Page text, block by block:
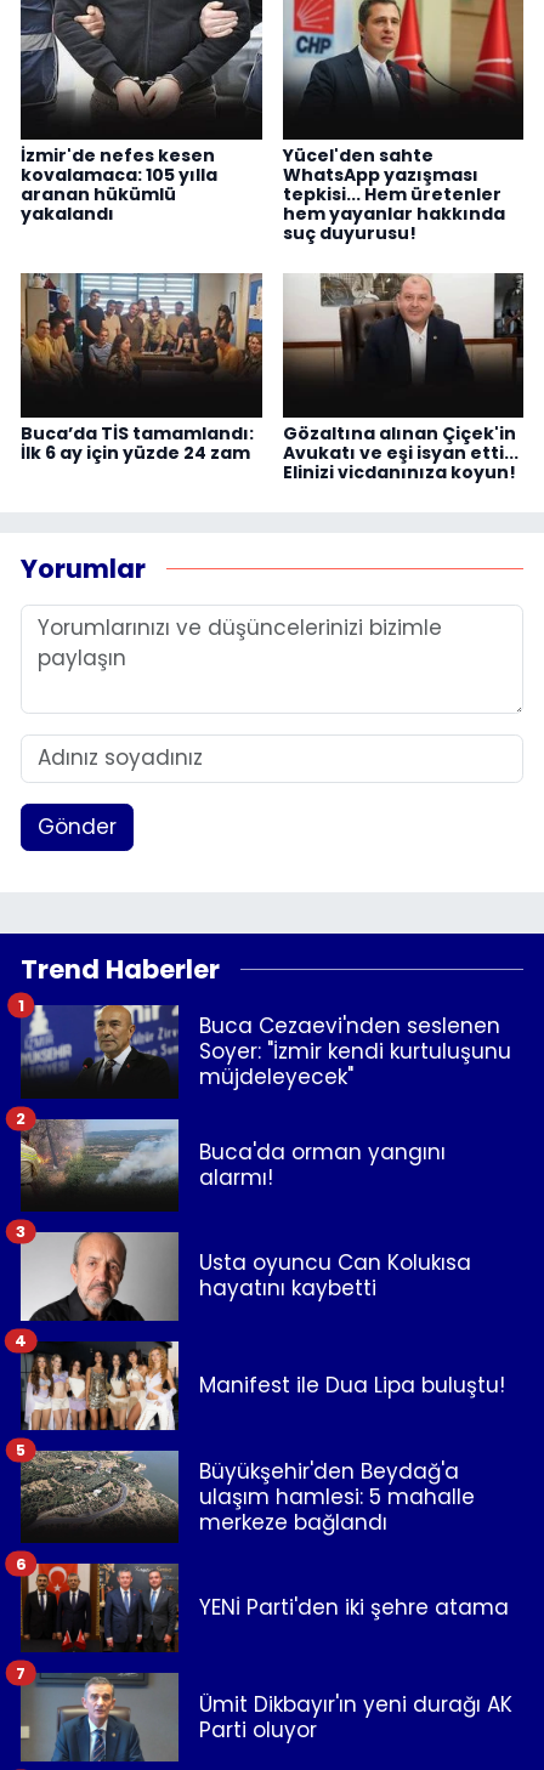
İzmir'de nefes kesen
kovalamaca: 105 yılla
aranan hükümlü
yakalandı
Yücel'den sahte
WhatsApp yazışması
tepkisi... Hem üretenler
hem yayanlar hakkında
suç duyurusu!
Buca’da TİS tamamlandı:
İlk 6 ay için yüzde 24 zam
Gözaltına alınan Çiçek'in
Avukatı ve eşi isyan etti...
Elinizi vicdanınıza koyun!
Yorumlar
Gönder
Trend Haberler
Buca Cezaevi'nden seslenen
Soyer: "İzmir kendi kurtuluşunu
müjdeleyecek"
1
Buca'da orman yangını
alarmı!
2
Usta oyuncu Can Kolukısa
hayatını kaybetti
3
Manifest ile Dua Lipa buluştu!
4
Büyükşehir'den Beydağ'a
ulaşım hamlesi: 5 mahalle
merkeze bağlandı
5
YENİ Parti'den iki şehre atama
6
Ümit Dikbayır'ın yeni durağı AK
Parti oluyor
7